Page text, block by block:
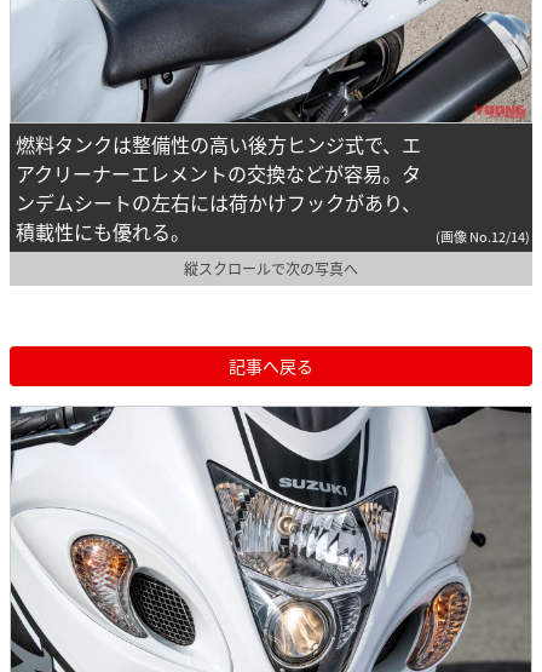
燃料タンクは整備性の高い後方ヒンジ式で、エ
アクリーナーエレメントの交換などが容易。タ
ンデムシートの左右には荷かけフックがあり、
積載性にも優れる。
(画像 No.12/14)
縦スクロールで次の写真へ
記事へ戻る